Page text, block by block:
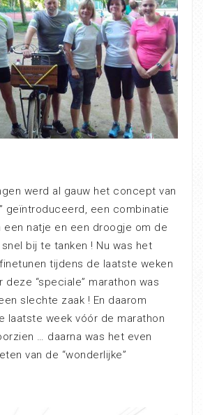
werd al gauw het concept van
geïntroduceerd, een combinatie
een natje en een droogje om de
bij te tanken ! Nu was het
tijdens de laatste weken
“speciale” marathon was
slechte zaak ! En daarom
laatste week vóór de marathon
… daarna was het even
van de “wonderlijke”